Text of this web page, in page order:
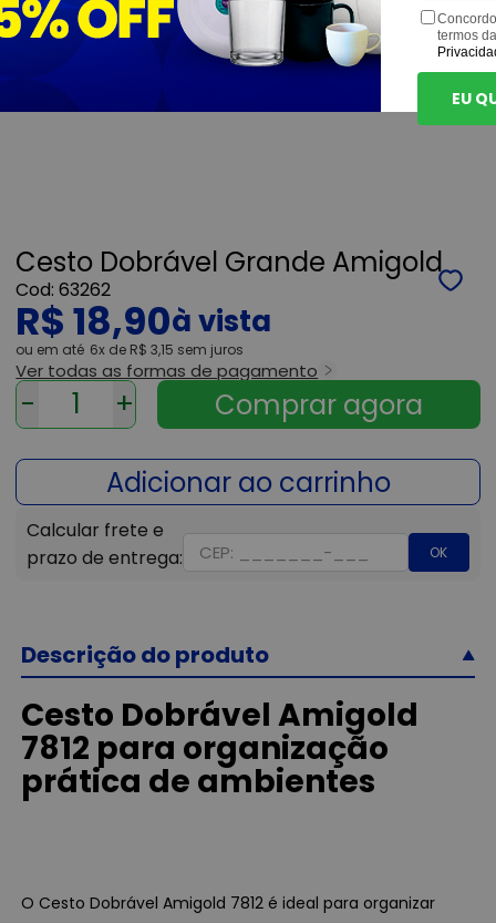
Cesto Dobrável Grande Amigold
63262
R$ 18,90
ou 6x de R$ 3,15 sem juros
Ver todas as formas de pagamento
- +
OK
Descrição do produto
Cesto Dobrável Amigold
7812 para organização
prática de ambientes
O Cesto Dobrável Amigold 7812 é ideal para organizar
termos
EU